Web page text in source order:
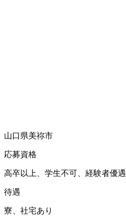
山口県美祢市
応募資格
高卒以上、学生不可、経験者優遇
待遇
寮、社宅あり